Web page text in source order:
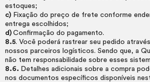
estoques;
c) Fixação do preço de frete conforme
entrega escolhidos;
d) Confirmação do pagamento.
8.5. Você poderá rastrear seu pedido
nossos parceiros logísticos. Sendo que, a
não tem responsabilidade sobre esses
8.6. Detalhes adicionais sobre a compra
nos documentos específicos disponíveis